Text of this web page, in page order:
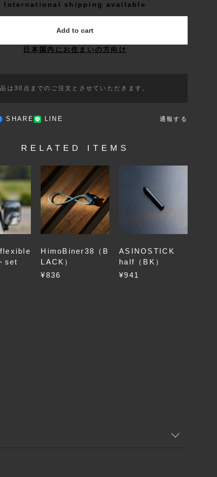
International shipping available
Add to cart
日本国内にお住まいの方向け
は30点までのご注文とさせていただきます。
SHARE LINE 通報する
RELATED ITEMS
flexible
set
HimoBiner38（B
LACK）
¥836
ASINOSTICK
half（BK）
¥941